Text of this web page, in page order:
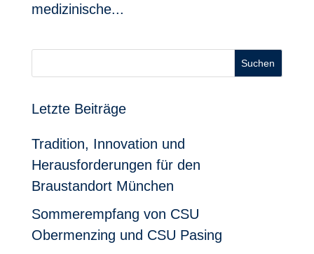
medizinische...
Suchen
Letzte Beiträge
Tradition, Innovation und
Herausforderungen für den
Braustandort München
Sommerempfang von CSU
Obermenzing und CSU Pasing